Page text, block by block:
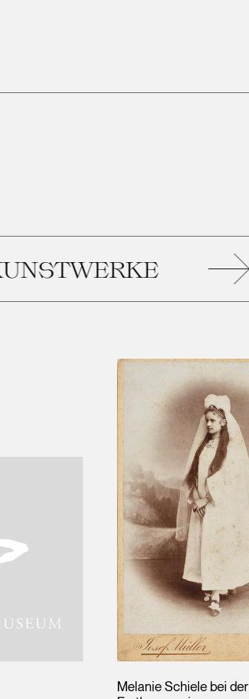
Melanie Schiele bei der